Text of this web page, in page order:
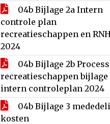
04b Bijlage 2a Intern
controle plan
recreatieschappen en
2024
04b Bijlage 2b
recreatieschappen bijlage
intern controleplan 2024
04b Bijlage 3
kosten